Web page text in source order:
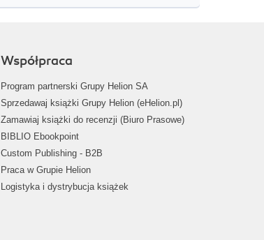
Współpraca
Program partnerski Grupy Helion SA
Sprzedawaj książki Grupy Helion (eHelion.pl)
Zamawiaj książki do recenzji (Biuro Prasowe)
BIBLIO Ebookpoint
Custom Publishing - B2B
Praca w Grupie Helion
Logistyka i dystrybucja książek